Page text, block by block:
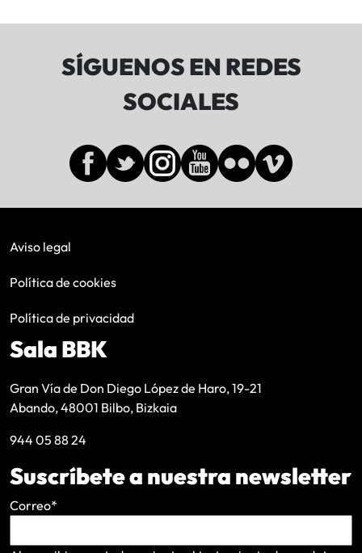
SÍGUENOS EN REDES
SOCIALES
Aviso legal
Política de cookies
Política de privacidad
Sala BBK
Gran Vía de Don Diego López de Haro, 19-21
Abando, 48001 Bilbo, Bizkaia
944 05 88 24
Suscríbete a nuestra newsletter
Correo*